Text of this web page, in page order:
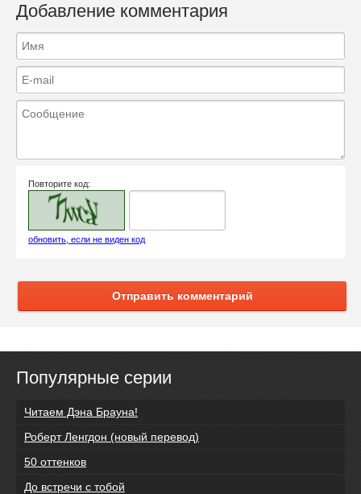
Добавление комментария
Повторите код:
обновить, если не виден код
Отправить комментарий
Популярные серии
Читаем Дэна Брауна!
Роберт Ленгдон (новый перевод)
50 оттенков
До встречи с тобой